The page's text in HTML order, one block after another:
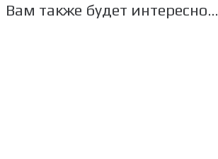
Вам также будет интересно…